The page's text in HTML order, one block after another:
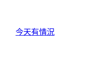
今天有情況